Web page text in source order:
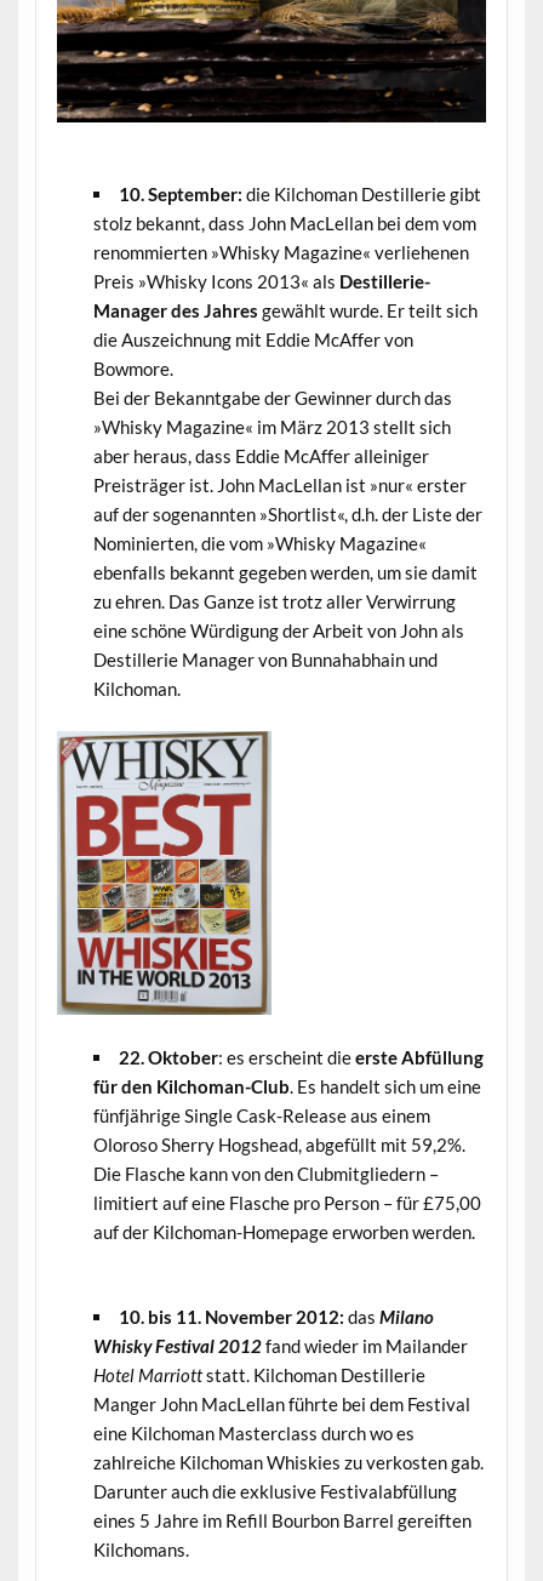
10. September:die Kilchoman Destillerie gibt
stolz bekannt, dass John MacLellan bei dem vom
renommierten »Whisky Magazine« verliehenen
Preis »Whisky Icons 2013« als Destillerie-
Manager des Jahres gewählt wurde. Er teilt sich
die Auszeichnung mit Eddie McAffer von
Bowmore.
Bei der Bekanntgabe der Gewinner durch das
»Whisky Magazine« im März 2013 stellt sich
aber heraus, dass Eddie McAffer alleiniger
Preisträger ist. John MacLellan ist »nur« erster
auf der sogenannten »Shortlist«, d.h. der Liste der
Nominierten, die vom »Whisky Magazine«
ebenfalls bekannt gegeben werden, um sie damit
zu ehren. Das Ganze ist trotz aller Verwirrung
eine schöne Würdigung der Arbeit von John als
Destillerie Manager von Bunnahabhain und
Kilchoman.
22. Oktober: es erscheint dieerste Abfüllung
für den Kilchoman-Club. Es handelt sich um eine
fünfjährige Single Cask-Release aus einem
Oloroso Sherry Hogshead, abgefüllt mit 59,2%.
Die Flasche kann von den Clubmitgliedern –
limitiert auf eine Flasche pro Person – für £75,00
auf der Kilchoman-Homepage erworben werden.
10. bis 11. November 2012:dasMilano
Whisky Festival 2012fand wieder im Mailander
Hotel Marriottstatt. Kilchoman Destillerie
Manger John MacLellan führte bei dem Festival
eine Kilchoman Masterclass durch wo es
zahlreiche Kilchoman Whiskies zu verkosten gab.
Darunter auch die exklusive Festivalabfüllung
eines 5 Jahre im Refill Bourbon Barrel gereiften
Kilchomans.